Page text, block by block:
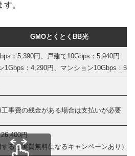
。
GMOとくとくBB光
：5,390円、戸建て10Gbps：5,940円
1Gbps：4,290円、マンション10Gbps：
工事費の残金がある場合は支払いが必要
円
すると実質無料になるキャンペーンあり）